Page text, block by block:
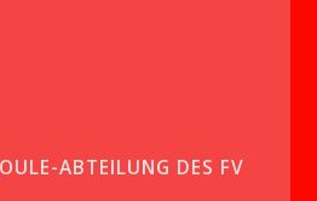
ABTEILUNG DES FV